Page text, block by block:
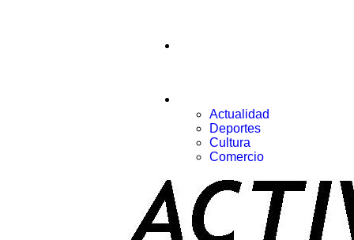
Actualidad
Deportes
Cultura
Comercio